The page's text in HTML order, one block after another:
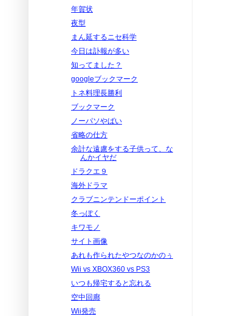
年賀状
夜型
まん延するニセ科学
今日は訃報が多い
知ってました？
googleブックマーク
トネ料理長勝利
ブックマーク
ノーパソやばい
省略の仕方
余計な遠慮をする子供って、な
んかイヤだ
ドラクエ９
海外ドラマ
クラブニンテンドーポイント
冬っぽく
キワモノ
サイト画像
あれも作られたやつなのかのぅ
Wii vs XBOX360 vs PS3
いつも帰宅すると忘れる
空中回廊
Wii発売